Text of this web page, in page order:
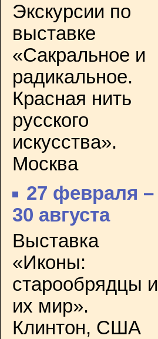
Экскурсии по
выставке
«Сакральное и
радикальное.
Красная нить
русского
искусства».
Москва
27 февраля –
30 августа
Выставка
«Иконы:
старообрядцы и
их мир».
Клинтон, США